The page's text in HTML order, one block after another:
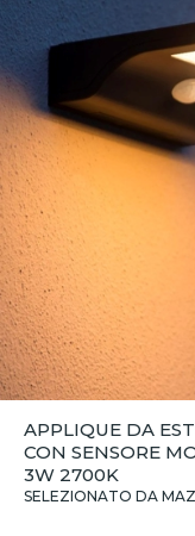
APPLIQUE DA
CON SENSORE
3W 2700K
SELEZIONATO DA